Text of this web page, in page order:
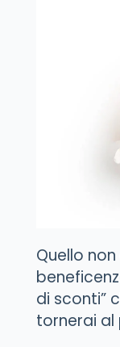
Quello
di sconti”
tornerai al